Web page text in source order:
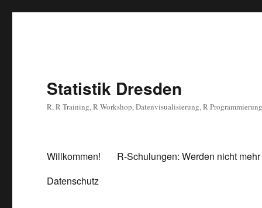
Statistik Dresden
R, R Training, R Workshop, Datenvisualisierung, R Programmierung
Willkommen! R-Schulungen: Werden nicht
Datenschutz